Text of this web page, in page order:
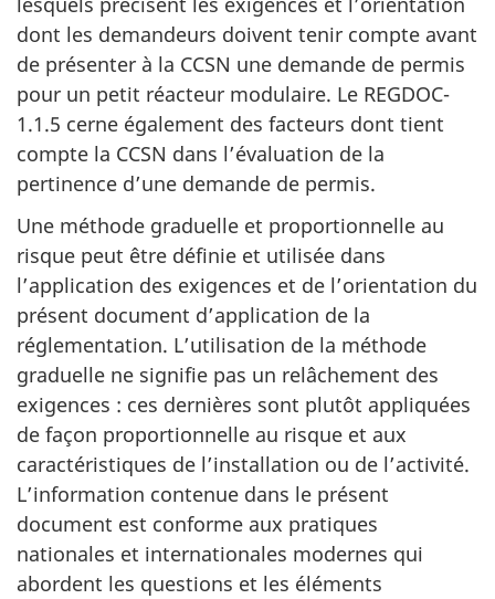
dont les demandeurs doivent tenir compte avant
de présenter à la CCSN une demande de permis
pour un petit réacteur modulaire. Le REGDOC-
1.1.5 cerne également des facteurs dont tient
compte la CCSN dans l’évaluation de la
pertinence d’une demande de permis.
Une méthode graduelle et proportionnelle au
risque peut être définie et utilisée dans
l’application des exigences et de l’orientation du
présent document d’application de la
réglementation. L’utilisation de la méthode
graduelle ne signifie pas un relâchement des
exigences : ces dernières sont plutôt appliquées
de façon proportionnelle au risque et aux
caractéristiques de l’installation ou de l’activité.
L’information contenue dans le présent
document est conforme aux pratiques
nationales et internationales modernes qui
abordent les questions et les éléments